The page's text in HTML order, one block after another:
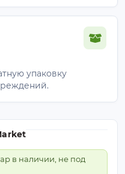
упаковку
в наличии, не под